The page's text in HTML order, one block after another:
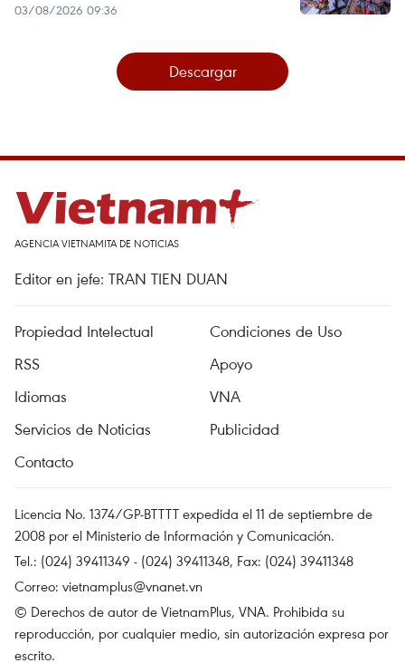
03/08/2026 09:36
Descargar
AGENCIA VIETNAMITA DE NOTICIAS
Editor en jefe: TRAN TIEN DUAN
Propiedad Intelectual
Condiciones de Uso
RSS
Apoyo
Idiomas
VNA
Servicios de Noticias
Publicidad
Contacto
Licencia No. 1374/GP-BTTTT expedida el 11 de septiembre de
2008 por el Ministerio de Información y Comunicación.
Tel.: (024) 39411349 - (024) 39411348, Fax: (024) 39411348
Correo: vietnamplus@vnanet.vn
© Derechos de autor de VietnamPlus, VNA. Prohibida su
reproducción, por cualquier medio, sin autorización expresa por
escrito.